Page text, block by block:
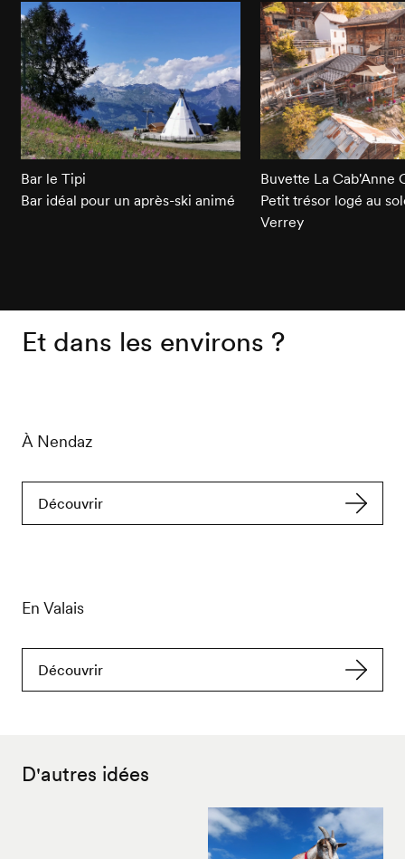
Bar le Tipi
Bar idéal pour un après-ski animé
Buvette La Cab'Anne
Petit trésor logé au
Verrey
Et dans les environs ?
À Nendaz
Découvrir
En Valais
Découvrir
D'autres idées